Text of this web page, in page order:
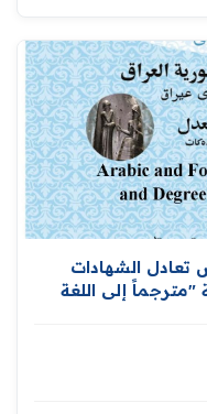
تعادل الشهادات
"مترجماً إلى اللغة